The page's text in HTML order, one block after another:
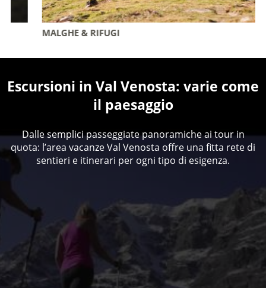
MALGHE & RIFUGI
Escursioni in Val Venosta: varie come
il paesaggio
Dalle semplici passeggiate panoramiche ai tour in
quota: l’area vacanze Val Venosta offre una fitta rete di
sentieri e itinerari per ogni tipo di esigenza.